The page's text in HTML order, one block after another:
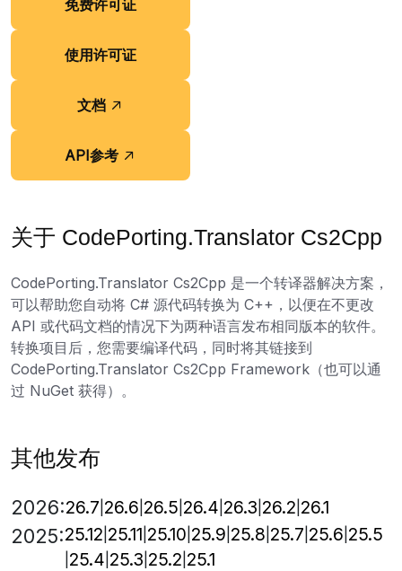
免费许可证
使用许可证
文档
API参考
关于 CodePorting.Translator Cs2Cpp
CodePorting.Translator Cs2Cpp 是一个转译器解决方案，
可以帮助您自动将 C# 源代码转换为 C++，以便在不更改
API 或代码文档的情况下为两种语言发布相同版本的软件。
转换项目后，您需要编译代码，同时将其链接到
CodePorting.Translator Cs2Cpp Framework（也可以通
过 NuGet 获得）。
其他发布
2026:26.7 26.6 26.5 26.4 26.3 26.2 26.1
2025:25.12 25.11 25.10 25.9 25.8 25.7 25.6 25.5
25.4 25.3 25.2 25.1